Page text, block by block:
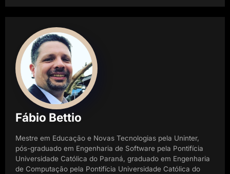
Fábio Bettio
Mestre em Educação e Novas Tecnologias pela Uninter,
pós-graduado em Engenharia de Software pela Pontifícia
Universidade Católica do Paraná, graduado em Engenharia
de Computação pela Pontifícia Universidade Católica do